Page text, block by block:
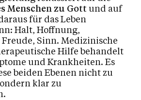
Menschen zu Gottund auf
für das Leben
Halt, Hoffnung,
Sinn. Medizinische
Hilfe behandelt
und Krankheiten. Es
beiden Ebenen nicht zu
klar zu